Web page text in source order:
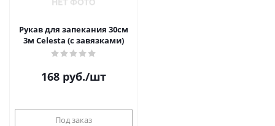
Рукав для запекания 30см
3м Celesta (с завязками)
168 руб./шт
Под заказ